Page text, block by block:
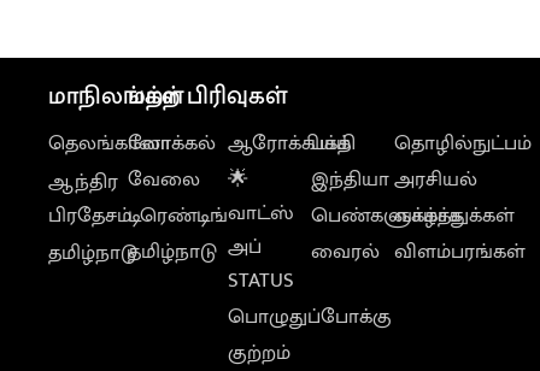
மாநிலங்கள்
தெலங்கானா
ஆந்திர
பிரதேசம்
தமிழ்நாடு
மற்ற பிரிவுகள்
லோக்கல்
வேலை
டிரெண்டிங்
தமிழ்நாடு
ஆரோக்கியம்
🌟
வாட்ஸ்
அப்
STATUS
பொழுதுப்போக்கு
குற்றம்
பக்தி
இந்தியா
பெண்களுக்காக
வைரல்
தொழில்நுட்பம்
அரசியல்
வாழ்த்துக்கள்
விளம்பரங்கள்